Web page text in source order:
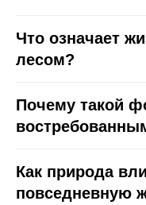
Что означает
лесом?
Почему такой
Как природа
повседневную